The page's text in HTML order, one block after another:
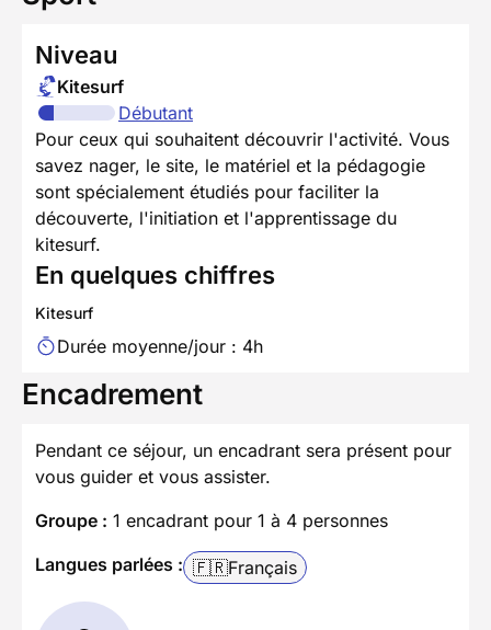
Niveau
Kitesurf
Débutant
Pour ceux qui souhaitent découvrir l'activité. Vous
savez nager, le site, le matériel et la pédagogie
sont spécialement étudiés pour faciliter la
découverte, l'initiation et l'apprentissage du
kitesurf.
En quelques chiffres
Kitesurf
Durée moyenne/jour : 4h
Encadrement
Pendant ce séjour, un encadrant sera présent pour
vous guider et vous assister.
Groupe : 1 encadrant pour 1 à 4 personnes
Langues parlées : 🇫🇷Français